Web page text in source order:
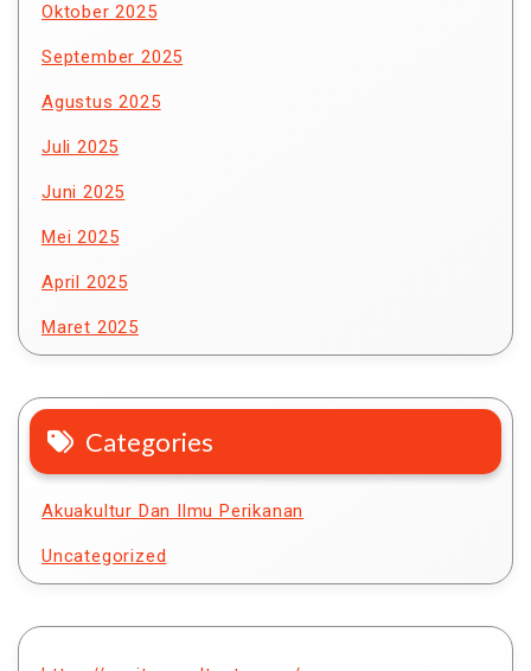
Oktober 2025
September 2025
Agustus 2025
Juli 2025
Juni 2025
Mei 2025
April 2025
Maret 2025
Categories
Akuakultur Dan Ilmu Perikanan
Uncategorized